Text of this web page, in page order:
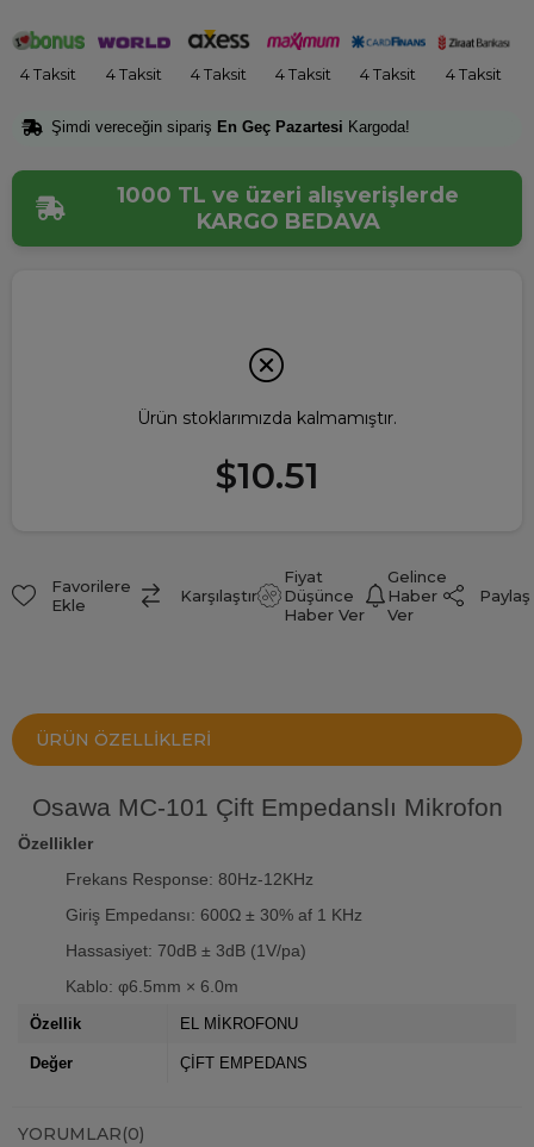
4 Taksit 4 Taksit 4 Taksit 4 Taksit 4 Taksit 4 Taksit
Şimdi vereceğin sipariş En Geç Pazartesi Kargoda!
1000 TL ve üzeri alışverişlerde
KARGO BEDAVA
Ürün stoklarımızda kalmamıştır.
$10.51
Favorilere
Ekle
Karşılaştır
Fiyat
Düşünce
Haber Ver
Gelince
Haber
Ver
Paylaş
ÜRÜN ÖZELLIKLERI
Osawa MC-101 Çift Empedanslı Mikrofon
Özellikler
Frekans Response: 80Hz-12KHz
Giriş Empedansı: 600Ω ± 30% af 1 KHz
Hassasiyet: 70dB ± 3dB (1V/pa)
Kablo: φ6.5mm × 6.0m
Özellik EL MİKROFONU
Değer ÇİFT EMPEDANS
YORUMLAR(0)